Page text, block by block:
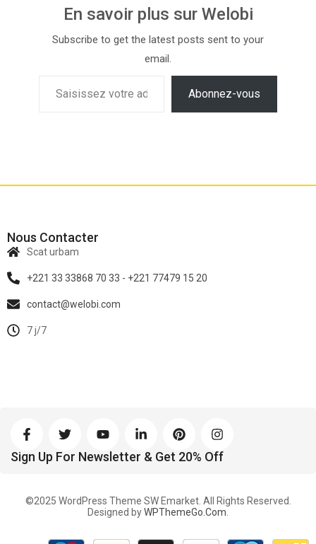
En savoir plus sur Welobi
Subscribe to get the latest posts sent to your
email.
Abonnez-vous
Nous Contacter
Scat urbam
+221 33 33868 70 33 - +221 77479 15 20
contact@welobi.com
7 j/7
Sign Up For Newsletter & Get 20% Off
©2025 WordPress Theme SW Emarket. All Rights Reserved.
Designed byWPThemeGo.Com.